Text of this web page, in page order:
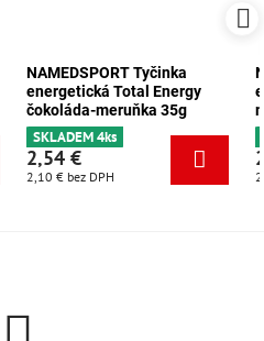
NAMEDSPORT Tyčinka
energetická Total Energy
čokoláda-meruňka 35g
SKLADEM 4ks
2,54 €
2,10 € bez DPH